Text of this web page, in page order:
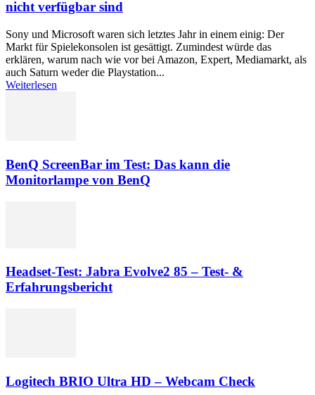
nicht verfügbar sind
Sony und Microsoft waren sich letztes Jahr in einem einig: Der
Markt für Spielekonsolen ist gesättigt. Zumindest würde das
erklären, warum nach wie vor bei Amazon, Expert, Mediamarkt, als
auch Saturn weder die Playstation...
Weiterlesen
BenQ ScreenBar im Test: Das kann die
Monitorlampe von BenQ
Headset-Test: Jabra Evolve2 85 – Test- &
Erfahrungsbericht
Logitech BRIO Ultra HD – Webcam Check